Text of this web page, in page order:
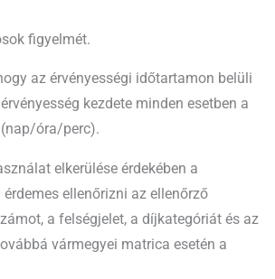
figyelmét.
az érvényességi időtartamon belüli
kezdete minden esetben a
óra/perc).
elkerülése érdekében a
ellenőrizni az ellenőrző
a felségjelet, a díjkategóriát és az
vármegyei matrica esetén a